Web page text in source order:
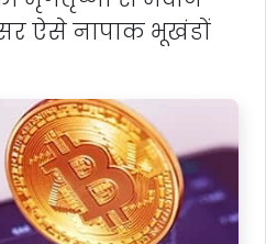
ऐसे नापाक भूखंडों